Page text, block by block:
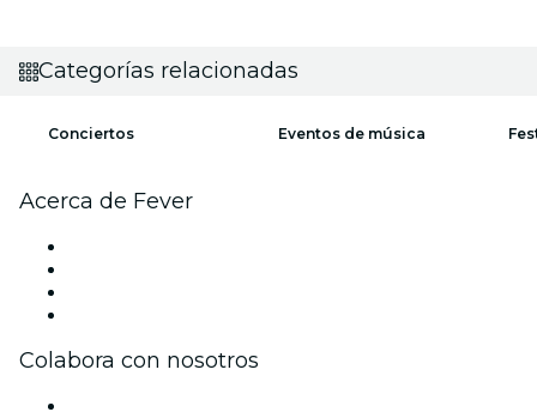
Categorías relacionadas
Conciertos Eventos de música
Acerca de Fever
Colabora con nosotros